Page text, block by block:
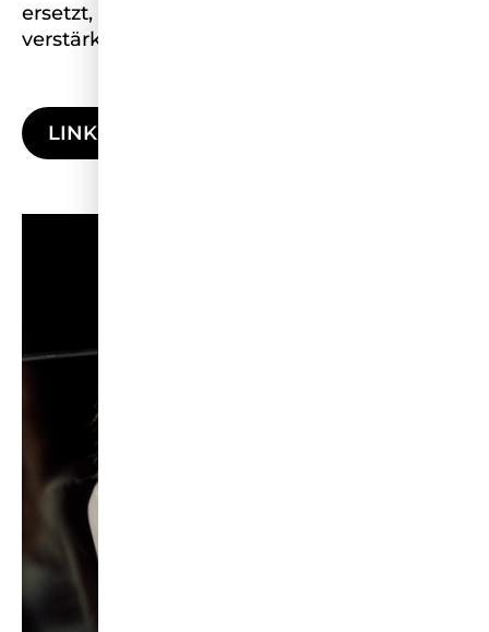
ersetzt, sondern das Potenzial des Menschen
verstärkt.
LINKEDIN